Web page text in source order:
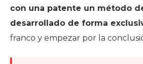
con una patente un método
desarrollado de forma
franco y empezar por la